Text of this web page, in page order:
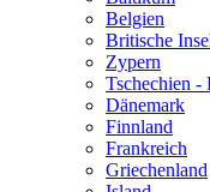
Belgien
Britische
Zypern
Tschechien -
Dänemark
Finnland
Frankreich
Griechenland